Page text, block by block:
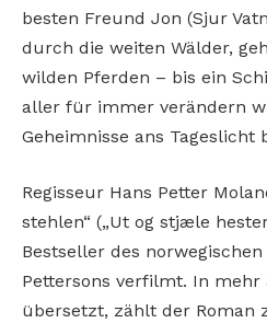
besten Freund Jon (Sjur
durch die weiten Wälder,
wilden Pferden – bis ein
aller für immer verändern
Geheimnisse ans Tageslicht
Regisseur Hans Petter
stehlen“ („Ut og stjæle
Bestseller des
Pettersons verfilmt. In mehr
übersetzt, zählt der Roman